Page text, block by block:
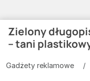
Zielony
– tani
Gadżety reklamowe